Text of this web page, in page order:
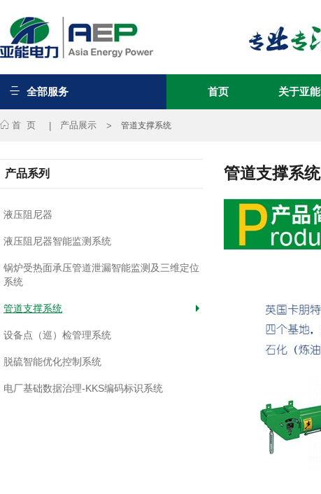
全部服务
液压阻尼器
液压阻尼器智能监测系统
测及三维定位系统
管道支撑系统
设备点（巡）检管理系统
系统
首页 关于亚能
首 页 产品展示 管道支撑系统
产品系列
液压阻尼器
液压阻尼器智能监测系统
锅炉受热面承压管道泄漏智能监测及三维定位
系统
管道支撑系统
设备点（巡）检管理系统
脱硫智能优化控制系统
电厂基础数据治理-KKS编码标识系统
管道支撑系统